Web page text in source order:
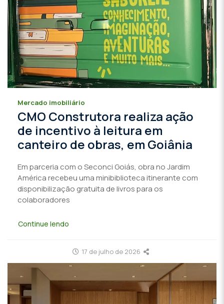
Mercado imobiliário
CMO Construtora realiza ação
de incentivo à leitura em
canteiro de obras, em Goiânia
Em parceria com o Seconci Goiás, obra no Jardim
América recebeu uma minibiblioteca itinerante com
disponibilização gratuita de livros para os
colaboradores
Continue lendo
17 de julho de 2026